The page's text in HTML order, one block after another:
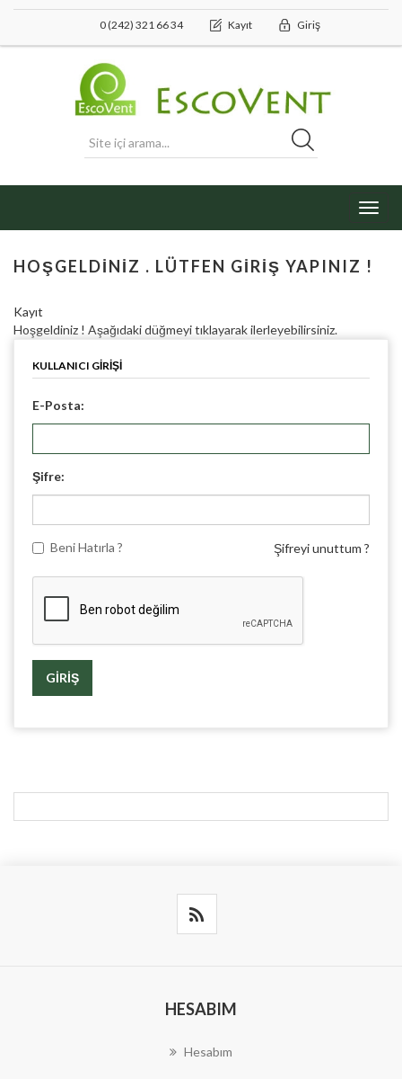
0 (242) 321 66 34 Kayıt Giriş
HOŞGELDINIZ . LÜTFEN GIRIŞ YAPINIZ !
Kayıt
Hoşgeldiniz ! Aşağıdaki düğmeyi tıklayarak ilerleyebilirsiniz.
KULLANICI GIRIŞI
E-Posta:
Şifre:
Beni Hatırla ? Şifreyi unuttum ?
HESABIM
Hesabım